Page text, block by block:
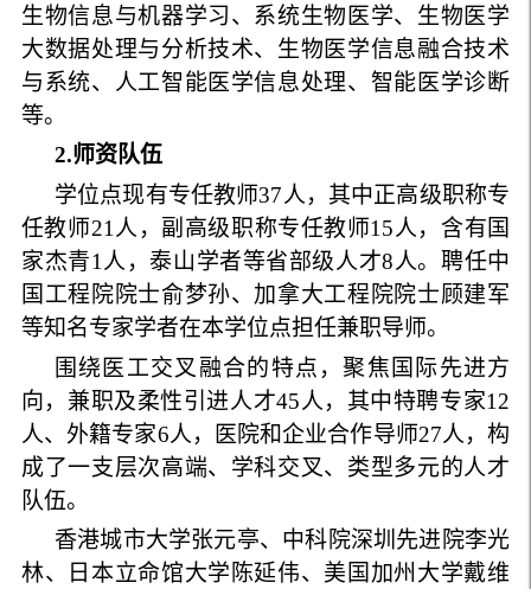
生物信息与机器学习、系统生物医学、生物医学
大数据处理与分析技术、生物医学信息融合技术
与系统、人工智能医学信息处理、智能医学诊断
等。
2.师资队伍
学位点现有专任教师37人，其中正高级职称专
任教师21 人，副高级职称专任教师15人，含有国
家杰青1 人，泰山学者等省部级人才8人。聘任中
国工程院院士俞梦孙、加拿大工程院院士顾建军
等知名专家学者在本学位点担任兼职导师。
围绕医工交叉融合的特点，聚焦国际先进方
向，兼职及柔性引进人才45人，其中特聘专家12
人、外籍专家6人，医院和企业合作导师27人，构
成了一支层次高端、学科交叉、类型多元的人才
队伍。
香港城市大学张元亭、中科院深圳先进院李光
林、日本立命馆大学陈延伟、美国加州大学戴维